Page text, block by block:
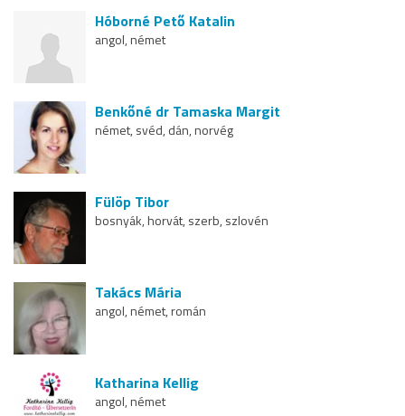
Hóborné Pető Katalin
angol, német
Benkőné dr Tamaska Margit
német, svéd, dán, norvég
Fülöp Tibor
bosnyák, horvát, szerb, szlovén
Takács Mária
angol, német, román
Katharina Kellig
angol, német